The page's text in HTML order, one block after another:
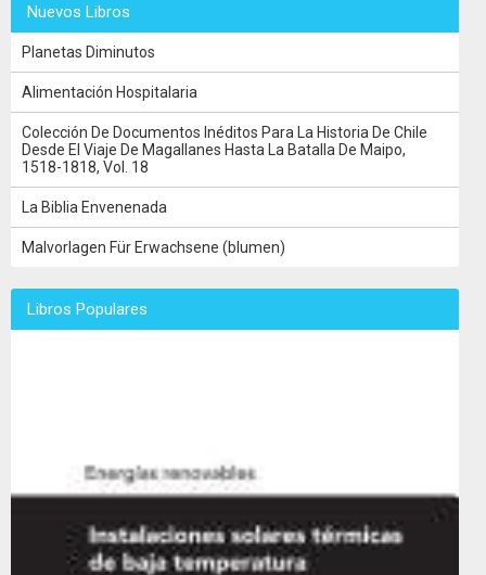
Nuevos Libros
Planetas Diminutos
Alimentación Hospitalaria
Colección De Documentos Inéditos Para La Historia De Chile
Desde El Viaje De Magallanes Hasta La Batalla De Maipo,
1518-1818, Vol. 18
La Biblia Envenenada
Malvorlagen Für Erwachsene (blumen)
Libros Populares